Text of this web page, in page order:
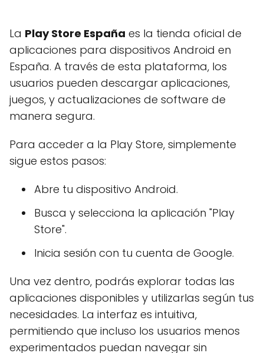
La Play Store España es la tienda oficial de
aplicaciones para dispositivos Android en
España. A través de esta plataforma, los
usuarios pueden descargar aplicaciones,
juegos, y actualizaciones de software de
manera segura.
Para acceder a la Play Store, simplemente
sigue estos pasos:
Abre tu dispositivo Android.
Busca y selecciona la aplicación "Play
Store".
Inicia sesión con tu cuenta de Google.
Una vez dentro, podrás explorar todas las
aplicaciones disponibles y utilizarlas según tus
necesidades. La interfaz es intuitiva,
permitiendo que incluso los usuarios menos
experimentados puedan navegar sin